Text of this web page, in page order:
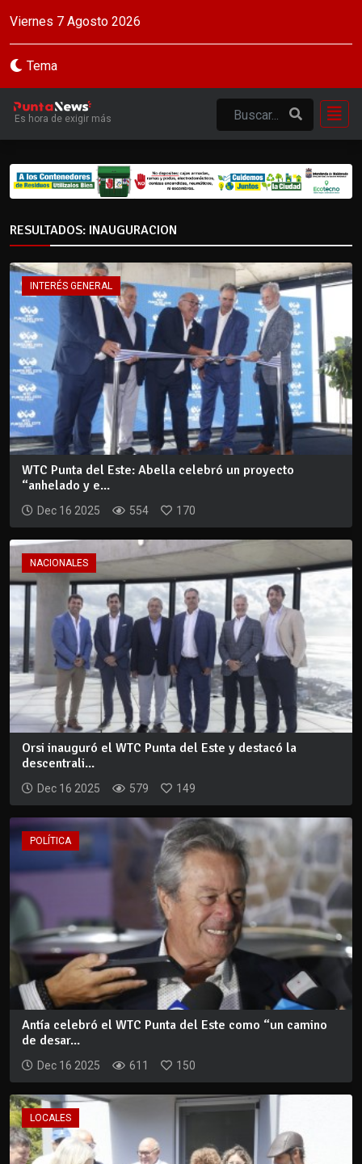
Viernes 7 Agosto 2026
Tema
Es hora de exigir más
RESULTADOS: INAUGURACION
INTERÉS GENERAL
WTC Punta del Este: Abella celebró un proyecto
“anhelado y e...
Dec 16 2025 554 170
NACIONALES
Orsi inauguró el WTC Punta del Este y destacó la
descentrali...
Dec 16 2025 579 149
POLÍTICA
Antía celebró el WTC Punta del Este como “un camino
de desar...
Dec 16 2025 611 150
LOCALES